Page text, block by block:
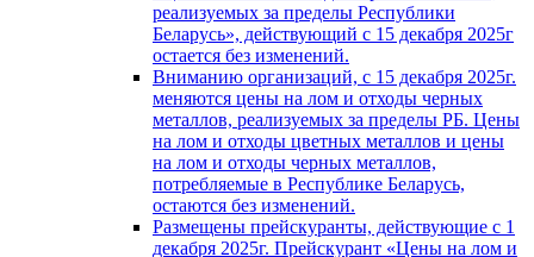
реализуемых за пределы Республики
Беларусь», действующий с 15 декабря 2025г
остается без изменений.
Вниманию организаций, с 15 декабря 2025г.
меняются цены на лом и отходы черных
металлов, реализуемых за пределы РБ. Цены
на лом и отходы цветных металлов и цены
на лом и отходы черных металлов,
потребляемые в Республике Беларусь,
остаются без изменений.
Размещены прейскуранты, действующие с 1
декабря 2025г. Прейскурант «Цены на лом и